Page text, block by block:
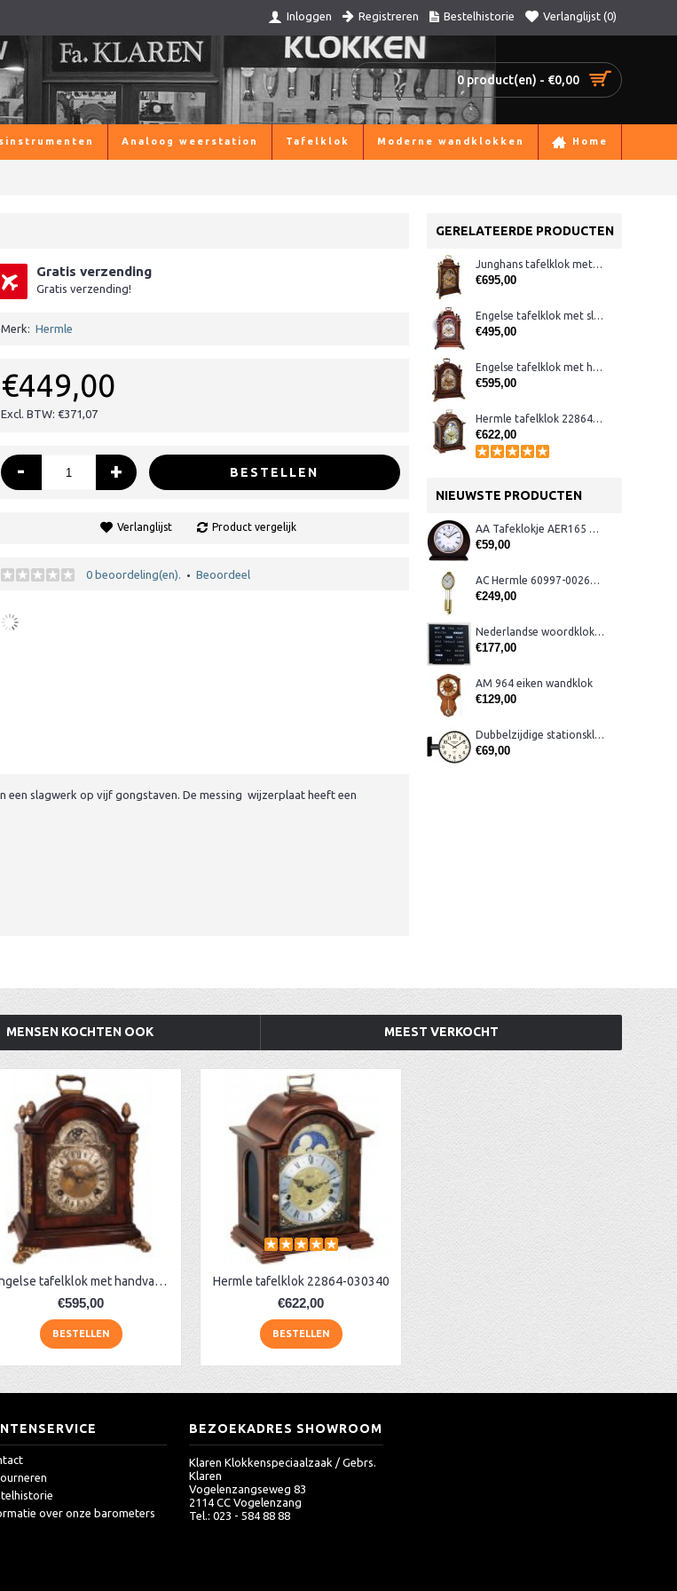
Inloggen Registreren Bestelhistorie Verlanglijst (0)
0 product(en) - €0,00
Analoog weerstation Tafelklok Moderne wandklokken Home
GERELATEERDE PRODUCTEN
Junghans tafelklok met handvat
€695,00
Engelse tafelklok met slagwerk
€495,00
Engelse tafelklok met handvat en eikels
€595,00
Hermle tafelklok 22864-030340
€622,00
NIEUWSTE PRODUCTEN
AA Tafeklokje AER165 noten
€59,00
AC Hermle 60997-00261 wandklok
€249,00
Nederlandse woordklok zwart AMS 1265
€177,00
AM 964 eiken wandklok
€129,00
Dubbelzijdige stationsklok metaal 1879
€69,00
Gratis verzending
Gratis verzending!
Merk: Hermle
€449,00
Excl. BTW: €371,07
- + BESTELLEN
Verlanglijst Product vergelijk
0 beoordeling(en). • Beoordeel
slagwerk op vijf gongstaven. De messing wijzerplaat heeft een
MENSEN KOCHTEN OOK MEEST VERKOCHT
Engelse tafelklok met handvat en eikels
€595,00
BESTELLEN
Hermle tafelklok 22864-030340
€622,00
BESTELLEN
over onze barometers
BEZOEKADRES SHOWROOM
Klaren Klokkenspeciaalzaak / Gebrs.
Klaren
Vogelenzangseweg 83
2114 CC Vogelenzang
Tel.: 023 - 584 88 88